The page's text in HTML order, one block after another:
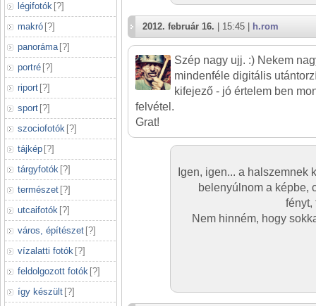
légifotók [?]
makró [?]
panoráma [?]
portré [?]
riport [?]
sport [?]
szociofotók [?]
tájkép [?]
tárgyfotók [?]
természet [?]
utcaifotók [?]
város, építészet [?]
vízalatti fotók [?]
feldolgozott fotók [?]
így készült [?]
2012. február 16. | 15:45 | h.rom
Szép nagy ujj. :) Nekem
mindenféle digitális
kifejező - jó értelem ben
felvétel.
Grat!
Igen, igen... a halszemnek
belenyúlnom a képbe,
fényt,
Nem hinném, hogy